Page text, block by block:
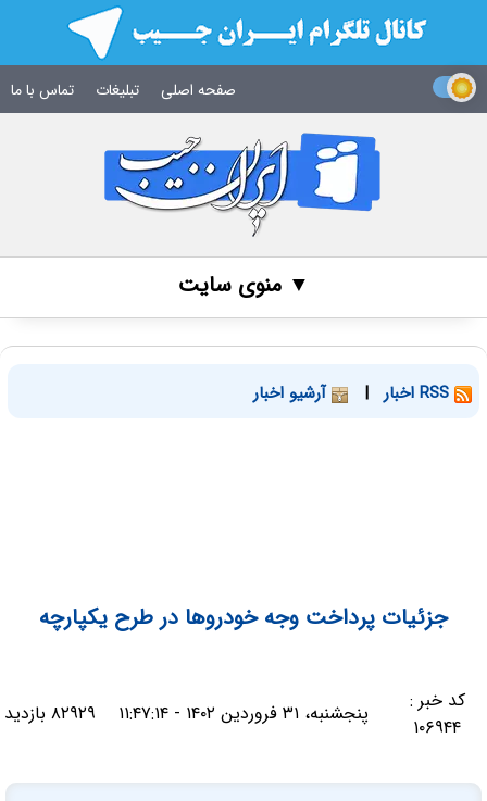
صفحه اصلی تبلیغات تماس با ما
▼ منوی سایت
| آرشیو اخبار
جزئیات پرداخت وجه خودروها در طرح یکپارچه
کد خبر :
۱۰۶۹۴۴
پنجشنبه، ۳۱ فروردین ۱۴۰۲ - ۱۱:۴۷:۱۴ ۸۲۹۲۹ بازدید